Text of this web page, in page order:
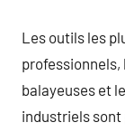
Les outils les
balayeuses et
industriels